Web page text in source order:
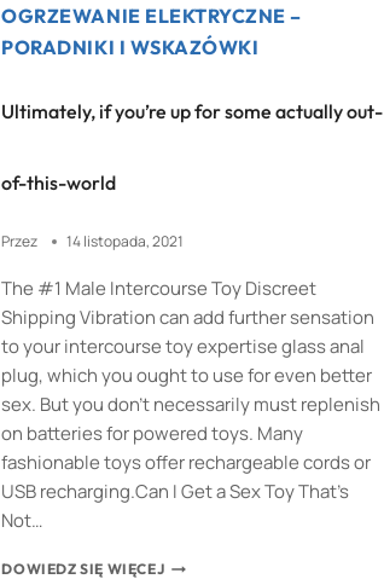
OGRZEWANIE ELEKTRYCZNE –
PORADNIKI I WSKAZÓWKI
Ultimately, if you’re up for some actually out-
of-this-world
Przez 14 listopada, 2021
The #1 Male Intercourse Toy Discreet
Shipping Vibration can add further sensation
to your intercourse toy expertise glass anal
plug, which you ought to use for even better
sex. But you don’t necessarily must replenish
on batteries for powered toys. Many
fashionable toys offer rechargeable cords or
USB recharging.Can I Get a Sex Toy That’s
Not…
DOWIEDZ SIĘ WIĘCEJ